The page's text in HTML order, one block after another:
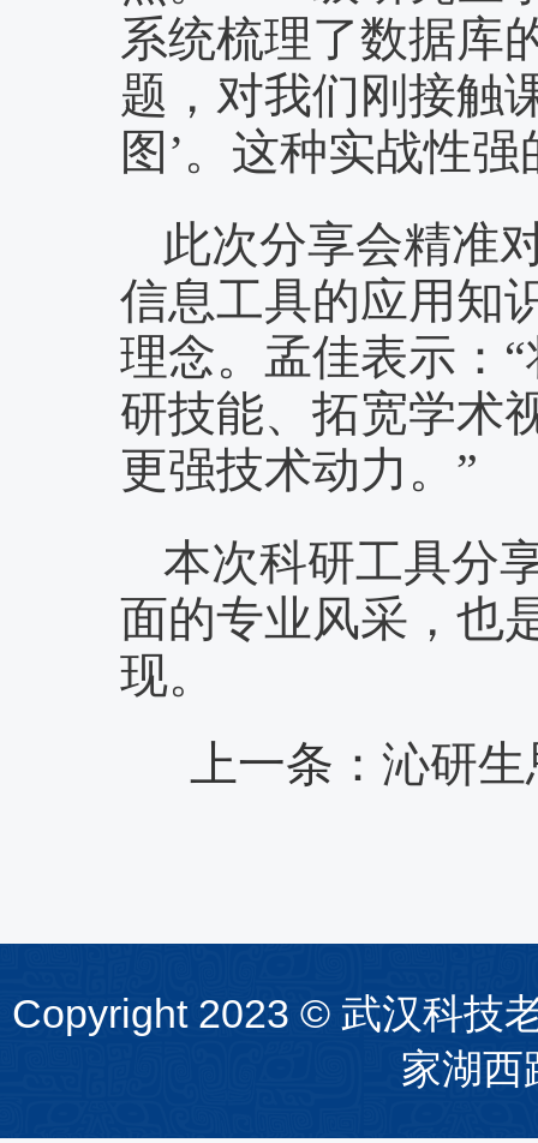
系统梳理了数据库
题，对我们刚接触
图’。这种实战性
此次分享会精准
信息工具的应用知
理念。孟佳表示：
研技能、拓宽学术
更强技术动力。”
本次科研工具分
面的专业风采，也
现。
上一条： 沁研
Copyright 2023 © 武汉科技
家湖西